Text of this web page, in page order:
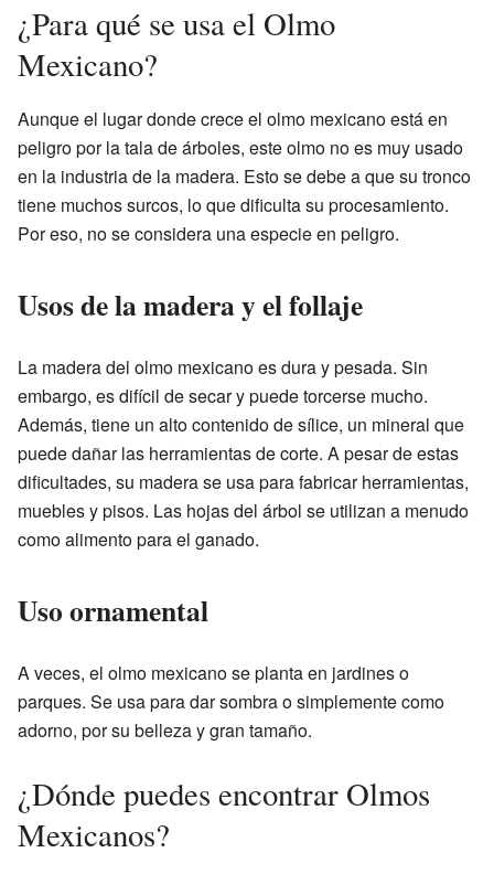
¿Para qué se usa el Olmo
Mexicano?
Aunque el lugar donde crece el olmo mexicano está en
peligro por la tala de árboles, este olmo no es muy usado
en la industria de la madera. Esto se debe a que su tronco
tiene muchos surcos, lo que dificulta su procesamiento.
Por eso, no se considera una especie en peligro.
Usos de la madera y el follaje
La madera del olmo mexicano es dura y pesada. Sin
embargo, es difícil de secar y puede torcerse mucho.
Además, tiene un alto contenido de sílice, un mineral que
puede dañar las herramientas de corte. A pesar de estas
dificultades, su madera se usa para fabricar herramientas,
muebles y pisos. Las hojas del árbol se utilizan a menudo
como alimento para el ganado.
Uso ornamental
A veces, el olmo mexicano se planta en jardines o
parques. Se usa para dar sombra o simplemente como
adorno, por su belleza y gran tamaño.
¿Dónde puedes encontrar Olmos
Mexicanos?